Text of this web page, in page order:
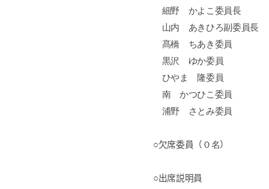
細野 かよこ委員長
山内 あきひろ副委員長
髙橋 ちあき委員
黒沢 ゆか委員
ひやま 隆委員
南 かつひこ委員
浦野 さとみ委員
○欠席委員（ ０名）
○出席説明員